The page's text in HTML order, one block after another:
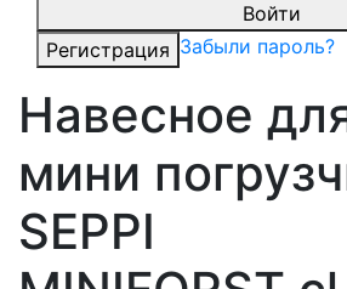
Войти
Регистрация Забыли пароль?
Навесное
мини
SEPPI